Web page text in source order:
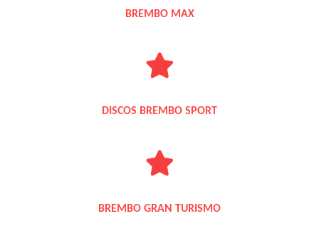
BREMBO MAX
DISCOS BREMBO SPORT
BREMBO GRAN TURISMO